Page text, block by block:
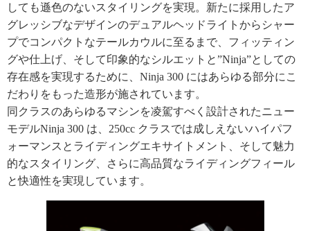
しても遜色のないスタイリングを実現。新たに採用したア
グレッシブなデザインのデュアルヘッドライトからシャー
プでコンパクトなテールカウルに至るまで、フィッティン
グや仕上げ、そして印象的なシルエットと”Ninja”としての
存在感を実現するために、Ninja 300 にはあらゆる部分にこ
だわりをもった造形が施されています。
同クラスのあらゆるマシンを凌駕すべく設計されたニュー
モデルNinja 300 は、250cc クラスでは成しえないハイパフ
ォーマンスとライディングエキサイトメント、そして魅力
的なスタイリング、さらに高品質なライディングフィール
と快適性を実現しています。